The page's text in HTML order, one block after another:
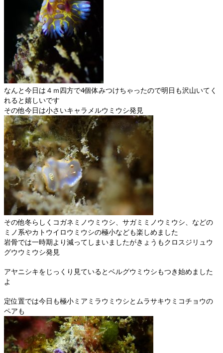
なんと今日は４ｍ四方で4個体みつけちゃったので明日も沢山いてく
れると嬉しいです
その他今日は小さいキャラメルウミウシ発見
その他冬らしくコガネミノウミウシ、サガミミノウミウシ、などの
ミノ系やカトウイロウミウシの極小なども楽しめました
岩骨では一時期より減ってしまいましたがきょうもクロスジリュウ
グウウミウシ発見
アヤニシキをじっくり見ているとベルグウミウシもつき始めました
よ
定位置では今日も極小ミアミラウミウシとムラサキウミコチョウの
ペアも